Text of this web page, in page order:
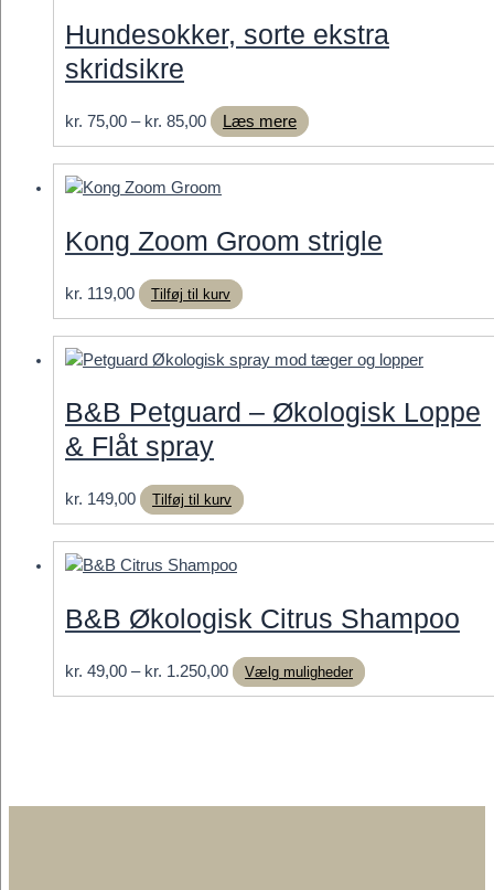
Hundesokker, sorte ekstra
skridsikre
kr. 75,00 – kr. 85,00Prisinterval:
kr. 75,00
kr. 85,00
Læs mere
Kong Zoom Groom strigle
kr. 119,00 Tilføj til kurv
B&B Petguard – Økologisk Loppe
& Flåt spray
kr. 149,00 Tilføj til kurv
B&B Økologisk Citrus Shampoo
kr. 49,00 – kr. 1.250,00Prisinterval:
kr. 49,00
Vælg muligheder
Dette
vare